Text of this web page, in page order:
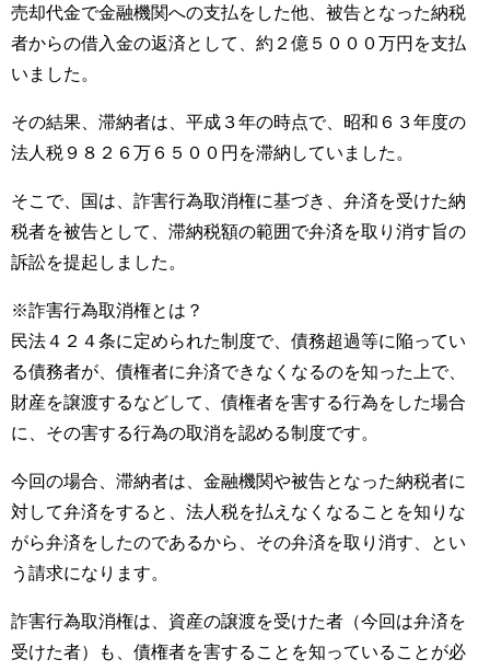
売却代金で金融機関への支払をした他、被告となった納税
者からの借入金の返済として、約２億５０００万円を支払
いました。
その結果、滞納者は、平成３年の時点で、昭和６３年度の
法人税９８２６万６５００円を滞納していました。
そこで、国は、詐害行為取消権に基づき、弁済を受けた納
税者を被告として、滞納税額の範囲で弁済を取り消す旨の
訴訟を提起しました。
※詐害行為取消権とは？
民法４２４条に定められた制度で、債務超過等に陥ってい
る債務者が、債権者に弁済できなくなるのを知った上で、
財産を譲渡するなどして、債権者を害する行為をした場合
に、その害する行為の取消を認める制度です。
今回の場合、滞納者は、金融機関や被告となった納税者に
対して弁済をすると、法人税を払えなくなることを知りな
がら弁済をしたのであるから、その弁済を取り消す、とい
う請求になります。
詐害行為取消権は、資産の譲渡を受けた者（今回は弁済を
受けた者）も、債権者を害することを知っていることが必